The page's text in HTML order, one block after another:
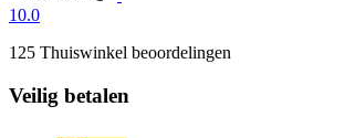
10.0
125 Thuiswinkel beoordelingen
Veilig betalen